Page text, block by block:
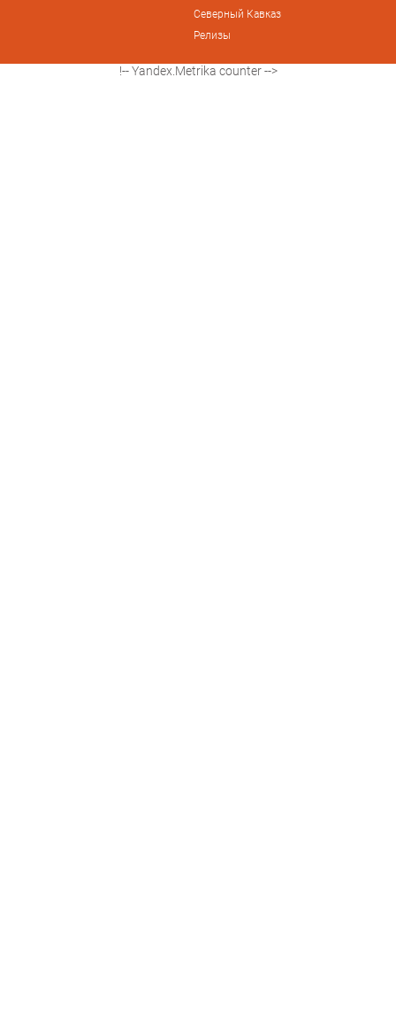
Северный Кавказ
Релизы
!-- Yandex.Metrika counter -->